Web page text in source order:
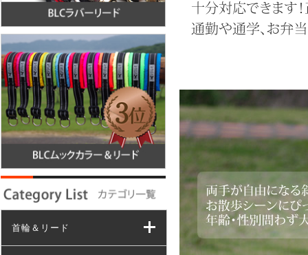
首輪＆リード